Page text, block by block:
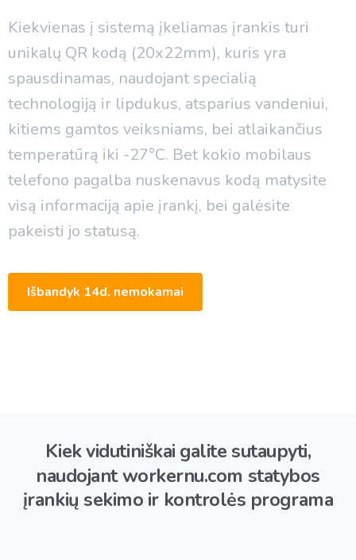
Kiekvienas į sistemą įkeliamas įrankis turi
unikalų QR kodą (20x22mm), kuris yra
spausdinamas, naudojant specialią
technologiją ir lipdukus, atsparius vandeniui,
kitiems gamtos veiksniams, bei atlaikančius
temperatūrą iki -27°C. Bet kokio mobilaus
telefono pagalba nuskenavus kodą matysite
visą informaciją apie įrankį, bei galėsite
pakeisti jo statusą.
Išbandyk 14d. nemokamai
Kiekvidutiniškai galite sutaupyti,
naudojantworkernu.com statybos
įrankių sekimo ir kontrolės programa